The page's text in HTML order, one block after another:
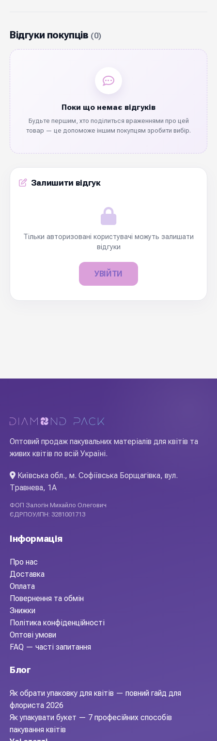
весільних оформлень та подарункової
пакувальної роботи. Замовляйте оптом у
Відгуки покупців (0)
Поки що немає відгуків
Будьте першим, хто поділиться враженнями про цей
товар — це допоможе іншим покупцям зробити вибір.
Залишити відгук
Тільки авторизовані користувачі можуть залишати
відгуки
УВІЙТИ
Оптовий продаж пакувальних матеріалів для квітів та
живих квітів по всій Україні.
Київська обл., м. Софіївська Борщагівка, вул.
Травнева, 1А
ФОП Залогін Михайло Олегович
ЄДРПОУ/ІПН: 3281001713
Інформація
Про нас
Доставка
Оплата
Повернення та обмін
Знижки
Політика конфіденційності
Оптові умови
FAQ — часті запитання
Блог
Як обрати упаковку для квітів — повний гайд для
флориста 2026
Як упакувати букет — 7 професійних способів
пакування квітів